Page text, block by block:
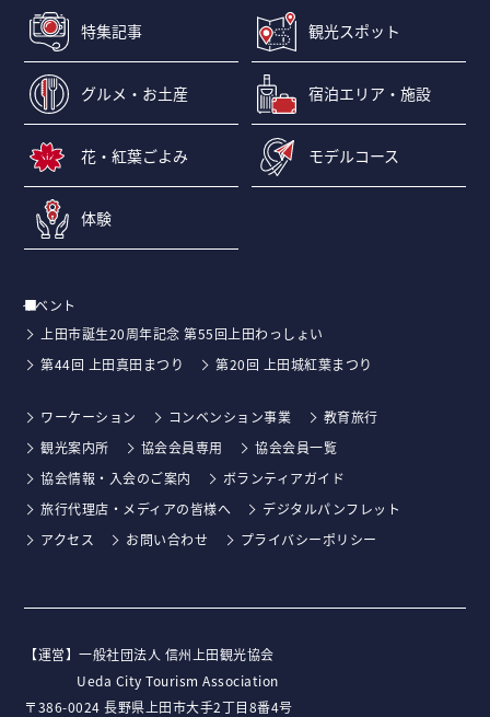
特集記事 観光スポット
グルメ・お土産 宿泊エリア・施設
花・紅葉ごよみ モデルコース
体験
イベント
上田市誕生20周年記念 第55回上田わっしょい
第44回 上田真田まつり
第20回 上田城紅葉まつり
ワーケーション コンベンション事業
教育旅行
観光案内所
協会会員専用
協会会員一覧
協会情報・入会のご案内
ボランティアガイド
旅行代理店・メディアの皆様へ
デジタルパンフレット
アクセス
お問い合わせ プライバシーポリシー
【運営】⼀般社団法⼈ 信州上⽥観光協会
Ueda City Tourism Association
〒386-0024 ⻑野県上⽥市⼤⼿2丁⽬8番4号